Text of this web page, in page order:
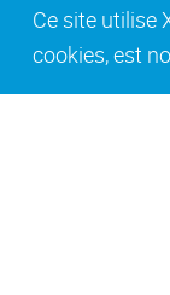
Ce site utilise
cookies, est